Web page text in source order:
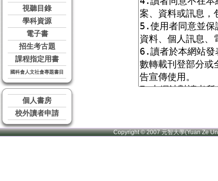
視聽目錄
學科資源
電子書
招生考古題
課程指定用書
國科會人文社會專題書目
個人書房
校外讀者申請
Copyright © 2007 元智大學(Yuan Ze